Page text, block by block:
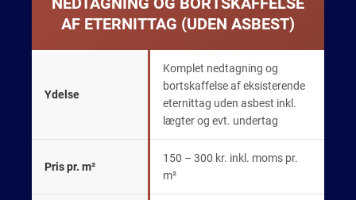
AF ETERNITTAG (UDEN ASBEST)
Ydelse
Komplet nedtagning og
bortskaffelse af eksisterende
eternittag uden asbest inkl.
lægter og evt. undertag
Pris pr. m²
150 – 300 kr. inkl. moms pr.
m²